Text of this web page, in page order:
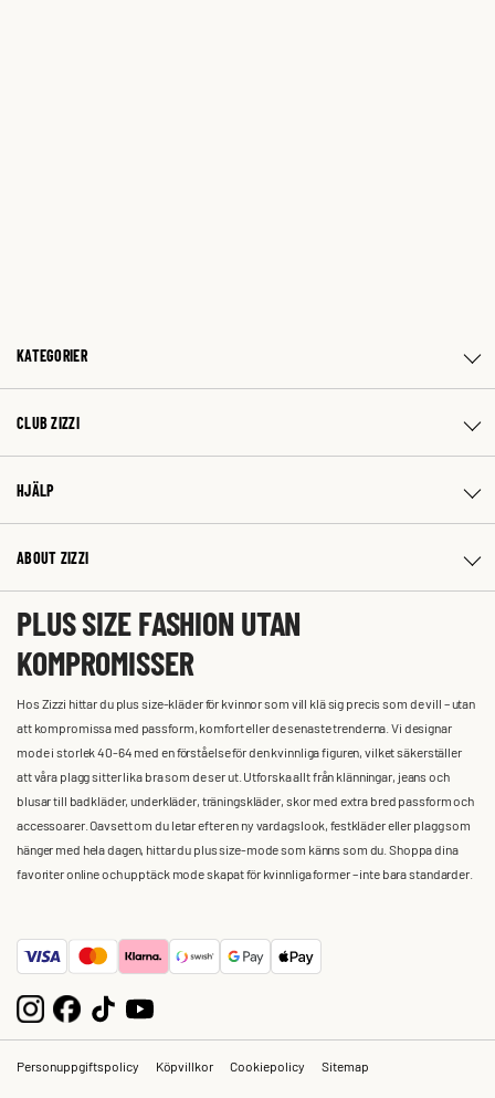
KATEGORIER
CLUB ZIZZI
HJÄLP
ABOUT ZIZZI
PLUS SIZE FASHION UTAN
KOMPROMISSER
Hos Zizzi hittar du plus size-kläder för kvinnor som vill klä sig precis som de vill – utan
att kompromissa med passform, komfort eller de senaste trenderna. Vi designar
mode i storlek 40-64 med en förståelse för den kvinnliga figuren, vilket säkerställer
att våra plagg sitter lika bra som de ser ut. Utforska allt från klänningar, jeans och
blusar till badkläder, underkläder, träningskläder, skor med extra bred passform och
accessoarer. Oavsett om du letar efter en ny vardagslook, festkläder eller plagg som
hänger med hela dagen, hittar du plus size-mode som känns som du. Shoppa dina
favoriter online och upptäck mode skapat för kvinnliga former – inte bara standarder.
Personuppgiftspolicy Köpvillkor Cookiepolicy Sitemap